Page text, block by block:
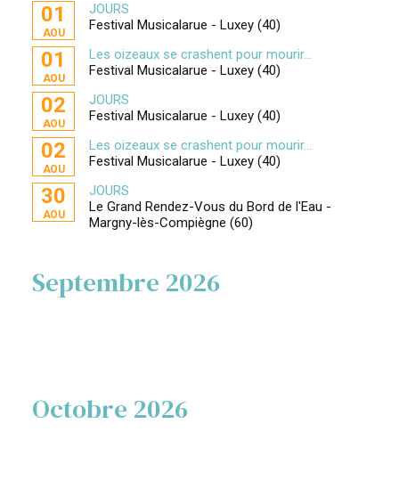
01
AOU
JOURS
Festival Musicalarue - Luxey (40)
01
AOU
Les oizeaux se crashent pour mourir...
Festival Musicalarue - Luxey (40)
02
AOU
JOURS
Festival Musicalarue - Luxey (40)
02
AOU
Les oizeaux se crashent pour mourir...
Festival Musicalarue - Luxey (40)
30
AOU
JOURS
Le Grand Rendez-Vous du Bord de l'Eau -
Margny-lès-Compiègne (60)
Septembre 2026
Octobre 2026